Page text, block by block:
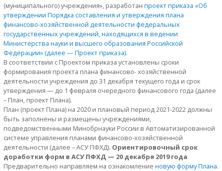
(муниципального) учреждения», разработан проект приказа «Об
утверждении Порядка составления и утверждения плана
финансово-хозяйственной деятельности федеральных
государственных учреждений, находящихся в ведении
Министерства науки и высшего образования Российской
Федерации» (далее — Проект приказа).
В соответствии с Проектом приказа установлены сроки
формирования проекта плана финансово- хозяйственной
деятельности учреждения до 31 декабря текущего года и срок
утверждения — до 1 февраля очередного финансового года (далее
– План, проект Плана).
План (проект Плана) на 2020 и плановый период 2021-2022 должны
быть заполнены и размещены учреждениями,
подведомственными Минобрнауки России в Автоматизированной
системе управления планами финансово-хозяйственной
деятельности (далее – АСУ ПФХД). Ориентировочный срок
доработки форм в АСУ ПФХД — 20 декабря 2019 года.
Предварительно направляем на ознакомление новую форму Плана.